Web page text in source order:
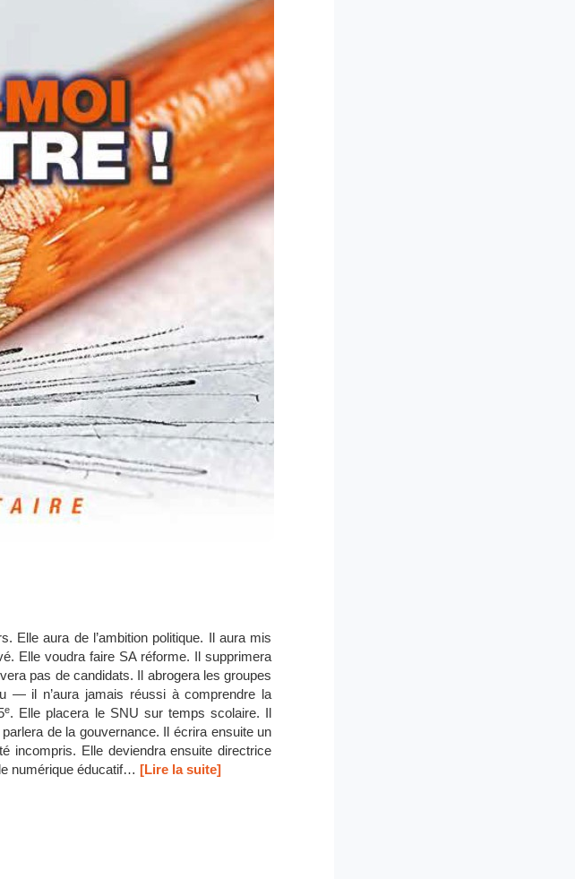
Elle aura de l’ambition politique. Il aura mis
Elle voudra faire SA réforme. Il supprimera
pas de candidats. Il abrogera les groupes
— il n’aura jamais réussi à comprendre la
e. Elle placera le SNU sur temps scolaire. Il
de la gouvernance. Il écrira ensuite un
incompris. Elle deviendra ensuite directrice
numérique éducatif… [Lire la suite]